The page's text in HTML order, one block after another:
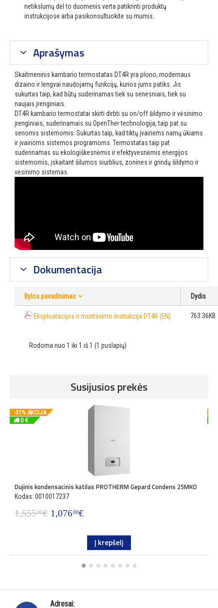
netikslumų dėl to duomenis verta patikrinti produktų
instrukcijose arba pasikonsultuokite su mumis.
Aprašymas
Skaitmeninis kambario termostatas DT4R yra plono, modernaus
dizaino ir lengvai naudojamų funkcijų, kurios jums patiks. Jis
sukurtas taip, kad būtų suderinamas tiek su senesniais, tiek su
naujais įrenginiais.
DT4R kambario termostatai skirti dirbti su on/off šildymo ir vėsinimo
įrenginiais, suderinamais su OpenTher technologija, taip pat su
senomis sistemomis. Sukurtas taip, kad tiktų įvairiems namų ūkiams
ir įvairioms sistemos programoms. Termostatas taip pat
suderinamas su ekologiškesnėmis ir efektyvesnėmis energijos
sistemomis, įskaitant šilumos siurblius, zonines ir grindų šildymo ir
vėsinimo sistemas.
Dokumentacija
Bylos pavadinimas Dydis
Eksploatacijos ir montavimo instrukcija DT4R (EN) 763.36KB
Rodoma nuo 1 iki 1 iš 1 (1 puslapių)
Susijusios prekės
-31% AKCIJA
0 €
Dujinis kondensacinis katilas PROTHERM Gepard Condens 25MKO
Kodas: 0010017237
1,55500€ 1,07600€
Į krepšelį
Adresai: